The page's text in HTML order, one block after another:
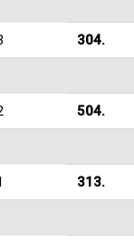
304.
504.
313.